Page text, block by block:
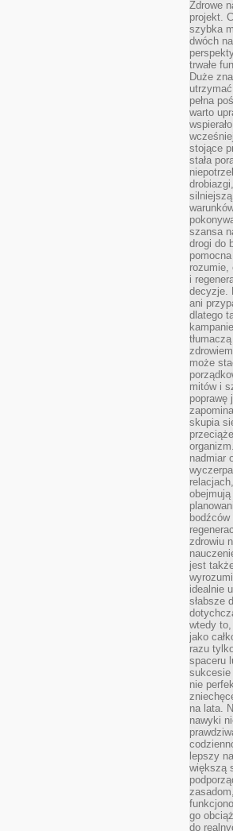
Zdrowe
projekt.
szybka
dwóch
trwałe
Duże
pełna
warto
stojące
stała
szansa
drogi do
rozumie,
i
decyzje.
ani
dlatego
może
mitów i
poprawę
skupia
nadmiar
zdrowiu
jest
idealnie
słabsze
wtedy
jako
razu
spaceru
sukcesie
nie
na lata.
nawyki
lepszy
większą
go
do